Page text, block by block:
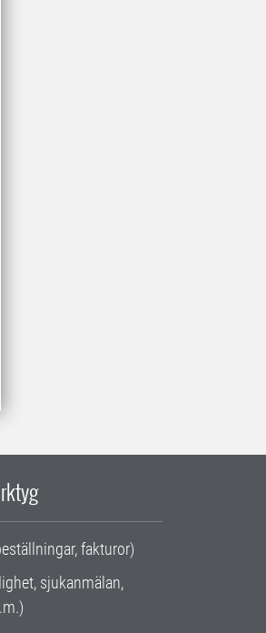
fakturor)
sjukanmälan,